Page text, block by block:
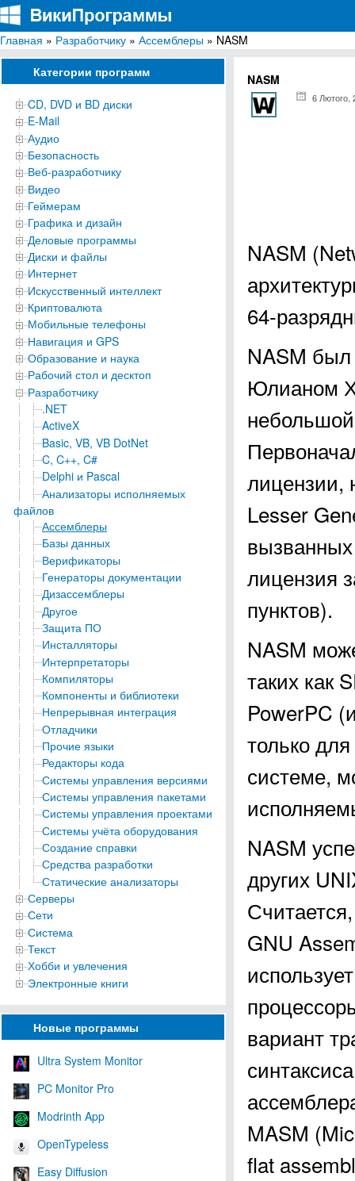
ВикиПрограммы
Энциклопедия бесплатных компьютерных программ для Windows
Главная » Разработчику » Ассемблеры » NASM
Категории программ
CD, DVD и BD диски
E-Mail
Аудио
Безопасность
Веб-разработчику
Видео
Геймерам
Графика и дизайн
Деловые программы
Диски и файлы
Интернет
Искусственный интеллект
Криптовалюта
Мобильные телефоны
Навигация и GPS
Образование и наука
Рабочий стол и десктоп
Разработчику
.NET
ActiveX
Basic, VB, VB DotNet
C, C++, C#
Delphi и Pascal
Анализаторы исполняемых
файлов
Ассемблеры
Базы данных
Верификаторы
Генераторы документации
Дизассемблеры
Другое
Защита ПО
Инсталляторы
Интерпретаторы
Компиляторы
Компоненты и библиотеки
Непрерывная интеграция
Отладчики
Прочие языки
Редакторы кода
Системы управления версиями
Системы управления пакетами
Системы управления проектами
Системы учёта оборудования
Создание справки
Средства разработки
Статические анализаторы
Серверы
Сети
Система
Текст
Хобби и увлечения
Электронные книги
Новые программы
Ultra System Monitor
PC Monitor Pro
Modrinth App
OpenTypeless
Easy Diffusion
NASM
6 Лютого,
NASM
64-
NASM
Юлианом
лицензии,
Lesser
лицензия
пунктов).
NASM
таких как
PowerPC
только
системе,
NASM
других
GNU
вариант
MASM
flat